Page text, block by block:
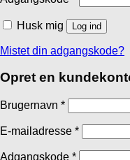
Husk mig Log ind
Mistet din adgangskode?
Opret en
Brugernavn *
E-mailadresse *
Adgangskode *